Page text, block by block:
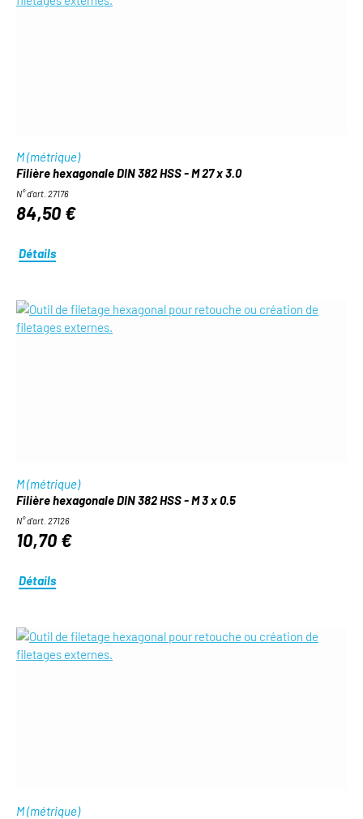
M (métrique)
Filière hexagonale DIN 382 HSS - M 27 x 3.0
N° d'art. 27176
84,50 €
Détails
M (métrique)
Filière hexagonale DIN 382 HSS - M 3 x 0.5
N° d'art. 27126
10,70 €
Détails
M (métrique)